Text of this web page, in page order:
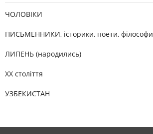
ЧОЛОВІКИ
ПИСЬМЕННИКИ, історики, поети, філософи
ЛИПЕНЬ (народились)
XX століття
УЗБЕКИСТАН